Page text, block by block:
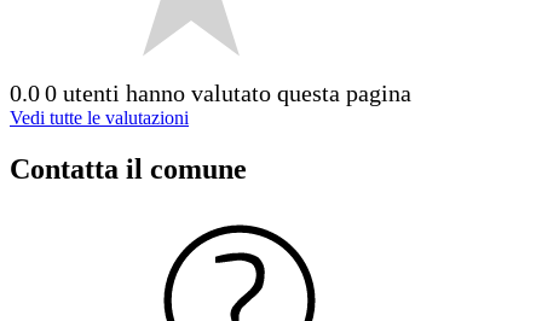
0.00 utenti hanno valutato questa pagina
Vedi tutte le valutazioni
Contatta il comune